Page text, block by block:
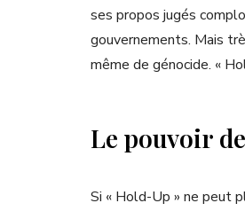
ses propos jugés
gouvernements. Mais
même de génocide. «
Le pouvoir
Si « Hold-Up » ne peut